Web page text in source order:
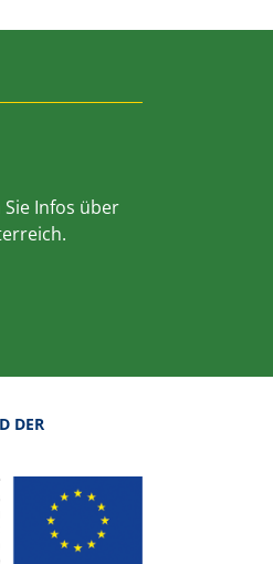
Infos über
DER